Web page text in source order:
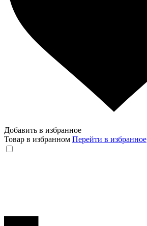
Добавить в избранное
Товар в избранном Перейти в избранное